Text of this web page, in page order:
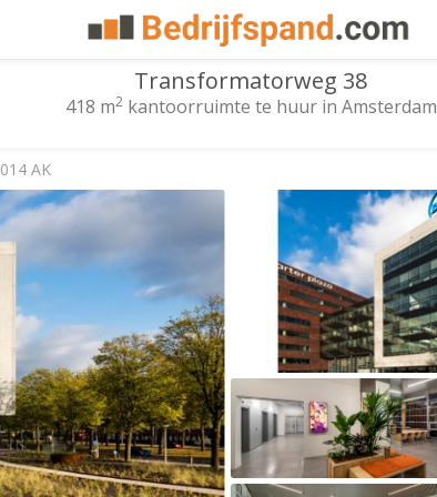
AK
Transformatorweg 38
418 m2kantoorruimte te huur in Amsterdam